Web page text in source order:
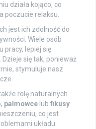
działa kojąco, co
poczucie relaksu.
jest ich zdolność do
Wiele osób
pracy, lepiej się
się tak, ponieważ
stymuluje nasz
rolę naturalnych
palmowce lub fikusy
co jest
układu